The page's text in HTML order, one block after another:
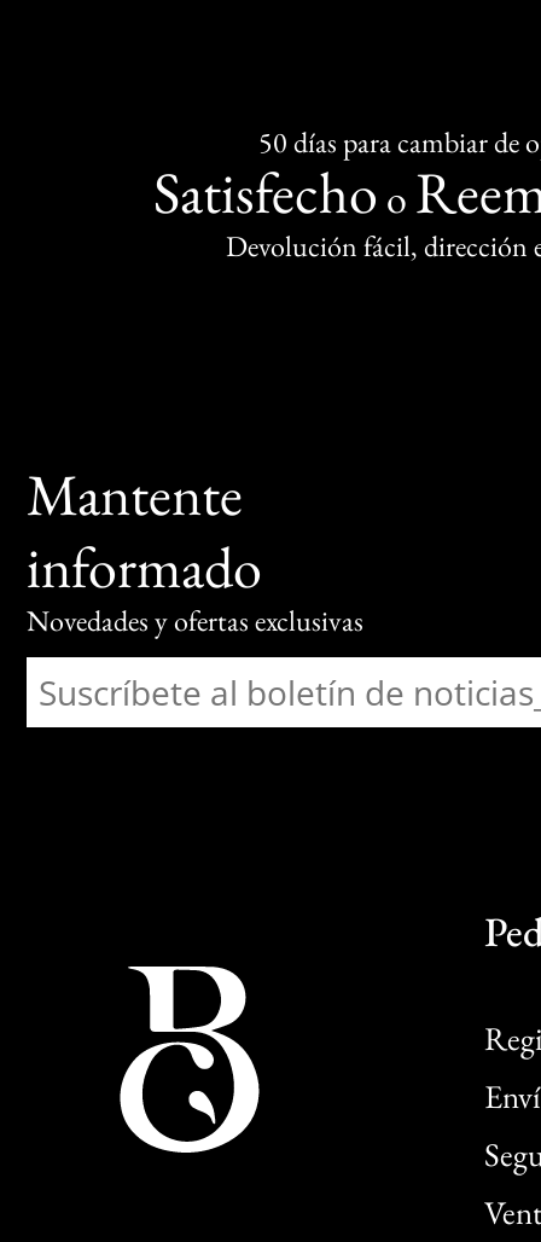
50 días para cambiar de
Satisfecho o
Devolución fácil, dirección
Mantente
informado
Novedades y ofertas exclusivas